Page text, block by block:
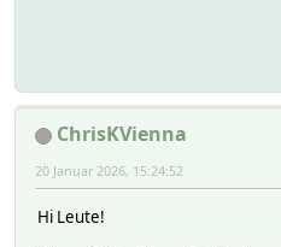
http://192.168.178.242/
http://192.168.178.242/
M3 Up
ChrisKVienna
20 Januar 2026, 15:24:52
Hi Leute!